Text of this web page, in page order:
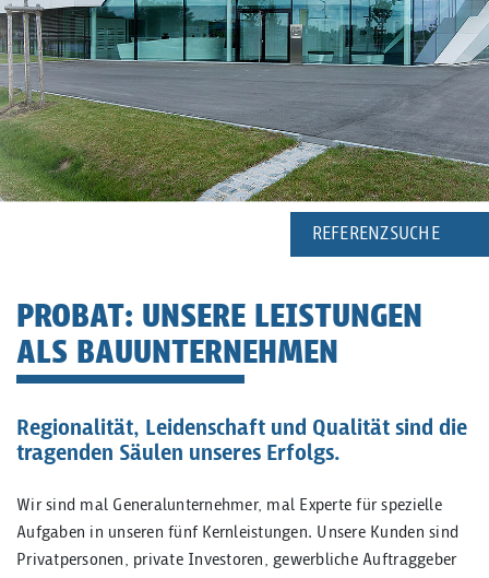
REFERENZSUCHE
PROBAT: UNSERE LEISTUNGEN
ALS BAUUNTERNEHMEN
Regionalität, Leidenschaft und Qualität sind die
tragenden Säulen unseres Erfolgs.
Wir sind mal Generalunternehmer, mal Experte für spezielle
Aufgaben in unseren fünf Kernleistungen. Unsere Kunden sind
Privatpersonen, private Investoren, gewerbliche Auftraggeber